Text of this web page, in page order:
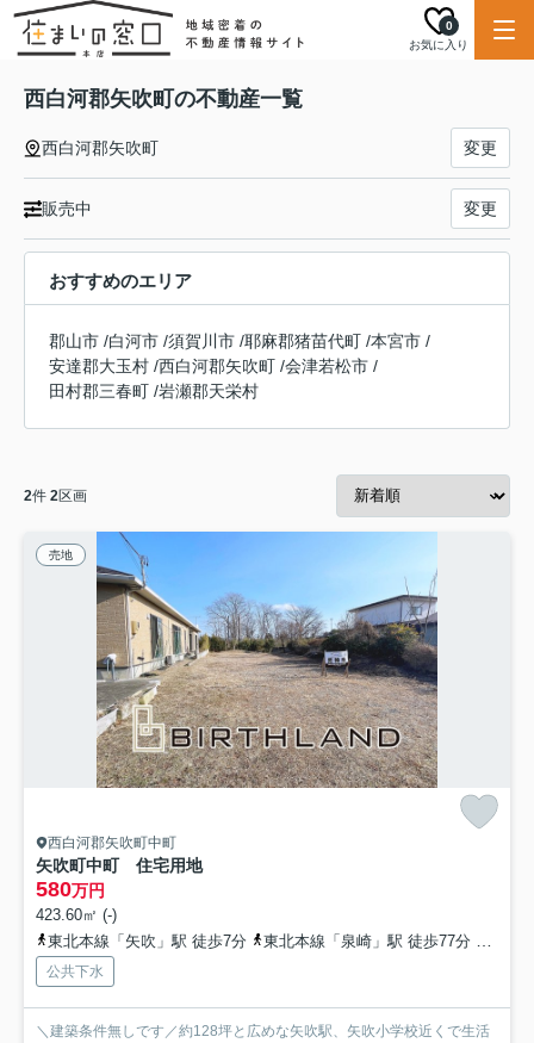
お気に入り
0
西白河郡矢吹町の不動産一覧
西白河郡矢吹町 変更
販売中 変更
おすすめのエリア
郡山市 /白河市 /須賀川市 /耶麻郡猪苗代町 /本宮市 /
安達郡大玉村 /西白河郡矢吹町 /会津若松市 /
田村郡三春町 /岩瀬郡天栄村
2件 2区画
売地
西白河郡矢吹町中町
矢吹町中町 住宅用地
580万円
423.60㎡ (-)
東北本線「矢吹」駅 徒歩7分
東北本線「泉崎」駅 徒歩77分 東北
公共下水
＼建築条件無しです／約128坪と広めな矢吹駅、矢吹小学校近くで生活